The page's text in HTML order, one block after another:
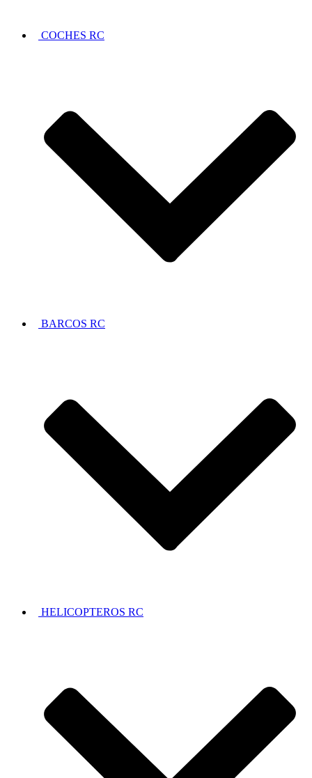
COCHES RC
BARCOS RC
HELICOPTEROS RC